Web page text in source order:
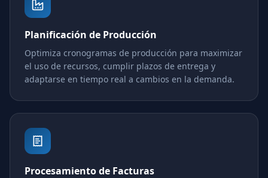
Planificación de Producción
Optimiza cronogramas de producción para maximizar
el uso de recursos, cumplir plazos de entrega y
adaptarse en tiempo real a cambios en la demanda.
Procesamiento de Facturas